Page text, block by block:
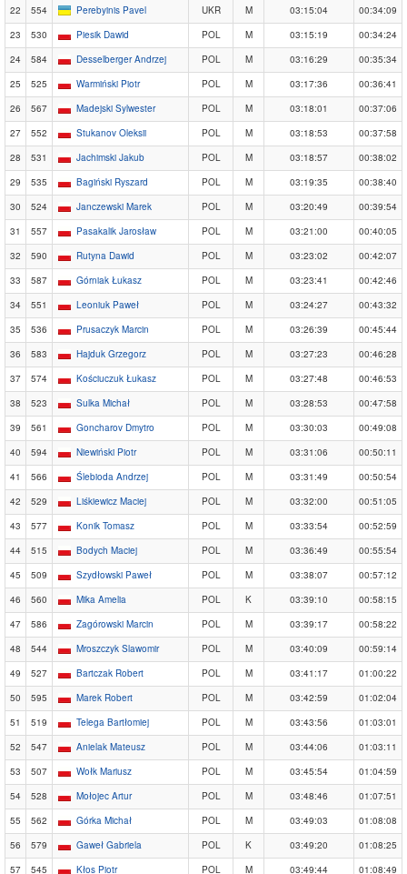
22
554 Perebyinis Pavel UKR M 03:15:04
00:34:09
23
530 Piesik Dawid POL M 03:15:19
00:34:24
24
584 Desselberger Andrzej POL M 03:16:29
00:35:34
25
525 Warmiński Piotr POL M 03:17:36
00:36:41
26
567 Madejski Sylwester POL M 03:18:01
00:37:06
27
552 Stukanov Oleksii POL M 03:18:53
00:37:58
28
531 Jachimski Jakub POL M 03:18:57
00:38:02
29
535 Bagiński Ryszard POL M 03:19:35
00:38:40
30
524 Janczewski Marek POL M 03:20:49
00:39:54
31
557 Pasakalik Jarosław POL M 03:21:00
00:40:05
32
590 Rutyna Dawid POL M 03:23:02
00:42:07
33
587 Górniak Łukasz POL M 03:23:41
00:42:46
34
551 Leoniuk Paweł POL M 03:24:27
00:43:32
35
536 Prusaczyk Marcin POL M 03:26:39
00:45:44
36
583 Hajduk Grzegorz POL M 03:27:23
00:46:28
37
574 Kościuczuk Łukasz POL M 03:27:48
00:46:53
38
523 Sulka Michał POL M 03:28:53
00:47:58
39
561 Goncharov Dmytro POL M 03:30:03
00:49:08
40
594 Niewiński Piotr POL M 03:31:06
00:50:11
41
566 Ślebioda Andrzej POL M 03:31:49
00:50:54
42
529 Liśkiewicz Maciej POL M 03:32:00
00:51:05
43
577 Konik Tomasz POL M 03:33:54
00:52:59
44
515 Bodych Maciej POL M 03:36:49
00:55:54
45
509 Szydłowski Paweł POL M 03:38:07
00:57:12
46
560 Mika Amelia POL K 03:39:10
00:58:15
47
586 Zagórowski Marcin POL M 03:39:17
00:58:22
48
544 Mroszczyk Slawomir POL M 03:40:09
00:59:14
49
527 Bartczak Robert POL M 03:41:17
01:00:22
50
595 Marek Robert POL M 03:42:59
01:02:04
51
519 Telega Bartłomiej POL M 03:43:56
01:03:01
52
547 Anielak Mateusz POL M 03:44:06
01:03:11
53
507 Wołk Mariusz POL M 03:45:54
01:04:59
54
528 Mołojec Artur POL M 03:48:46
01:07:51
55
562 Górka Michał POL M 03:49:03
01:08:08
56
579 Gaweł Gabriela POL K 03:49:20
01:08:25
57
545 Kłos Piotr POL M 03:49:44 01:08:49